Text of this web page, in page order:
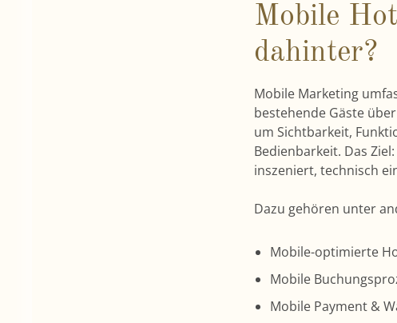
Mobile
dahinter?
Mobile Marketing
bestehende Gäste
um Sichtbarkeit,
Bedienbarkeit. Das
inszeniert, technisch
Dazu gehören unter
Mobile-optimierte
Mobile
Mobile Payment &